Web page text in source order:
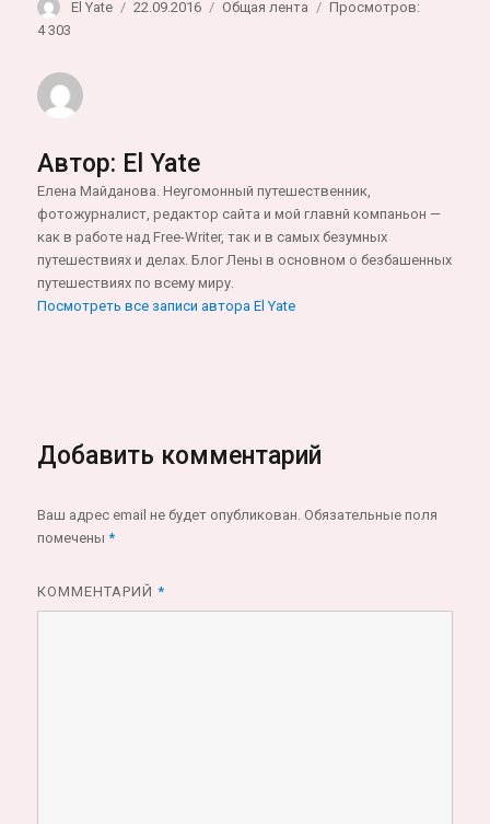
Автор
El Yate Опубликовано
22.09.2016 Рубрики
Общая лента
Просмотров:
4 303
Автор: El Yate
Елена Майданова. Неугомонный путешественник,
фотожурналист, редактор сайта и мой главнй компаньон —
как в работе над Free-Writer, так и в самых безумных
путешествиях и делах. Блог Лены в основном о безбашенных
путешествиях по всему миру.
Посмотреть все записи автора El Yate
Добавить комментарий
Ваш адрес email не будет опубликован. Обязательные поля
помечены*
КОММЕНТАРИЙ*